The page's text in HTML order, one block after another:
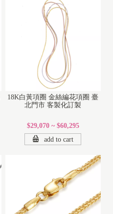
18K白黃項圈 金絲編花項圈 臺
北門市 客製化訂製
$29,070 ~ $60,295
add to cart